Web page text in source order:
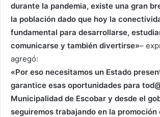
durante la pandemia, existe una gran
la población dado que hoy la
fundamental para desarrollarse,
comunicarse y también divertirse»–
agregó:
«Por eso necesitamos un Estado
garantice esas oportunidades para
Municipalidad de Escobar y desde el
seguiremos trabajando en la